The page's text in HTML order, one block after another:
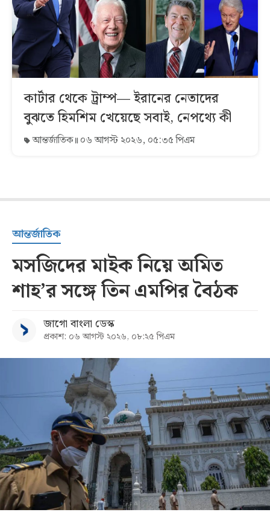
কার্টার থেকে ট্রাম্প— ইরানের নেতাদের
বুঝতে হিমশিম খেয়েছে সবাই, নেপথ্যে কী
আন্তর্জাতিক ০৬ আগস্ট ২০২৬, ০৫:৩৫ পিএম
আন্তর্জাতিক
মসজিদের মাইক নিয়ে অমিত
শাহ’র সঙ্গে তিন এমপির বৈঠক
জাগো বাংলা ডেস্ক
প্রকাশ: ০৬ আগস্ট ২০২৬, ০৮:২৫ পিএম